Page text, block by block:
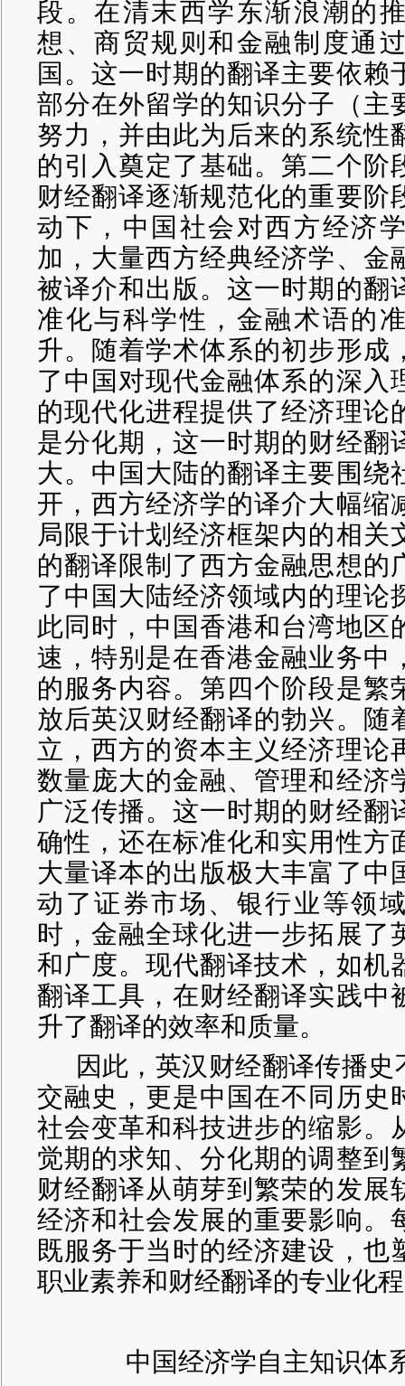
段。在清末西学东渐浪潮的
想、商贸规则和金融制度通
国。这一时期的翻译主要依赖
部分在外留学的知识分子（主
努力，并由此为后来的系统性
的引入奠定了基础。第二个阶
财经翻译逐渐规范化的重要阶
动下，中国社会对西方经济
加，大量西方经典经济学、金
被译介和出版。这一时期的翻
准化与科学性，金融术语的
升。随着学术体系的初步形成
了中国对现代金融体系的深入
的现代化进程提供了经济理论
是分化期，这一时期的财经翻
大。中国大陆的翻译主要围绕
开，西方经济学的译介大幅缩
局限于计划经济框架内的相关
的翻译限制了西方金融思想的
了中国大陆经济领域内的理论
此同时，中国香港和台湾地区
速，特别是在香港金融业务中
的服务内容。第四个阶段是繁
放后英汉财经翻译的勃兴。随
立，西方的资本主义经济理论
数量庞大的金融、管理和经济
广泛传播。这一时期的财经翻
确性，还在标准化和实用性方
大量译本的出版极大丰富了中
动了证券市场、银行业等领
时，金融全球化进一步拓展了
和广度。现代翻译技术，如机
翻译工具，在财经翻译实践中
升了翻译的效率和质量。
因此，英汉财经翻译传播
交融史，更是中国在不同历史
社会变革和科技进步的缩影。
觉期的求知、分化期的调整到
财经翻译从萌芽到繁荣的发展
经济和社会发展的重要影响。
既服务于当时的经济建设，也
职业素养和财经翻译的专业化
中国经济学自主知识体